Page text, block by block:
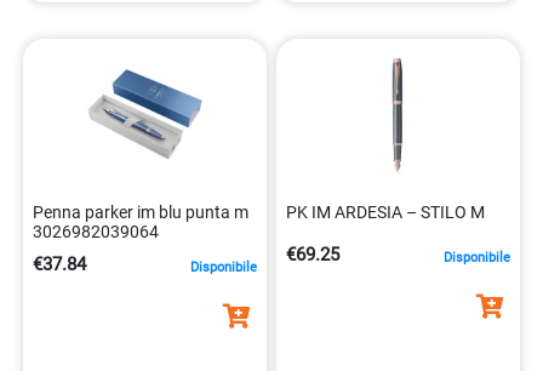
Penna parker im blu punta m
3026982039064
€37.84 Disponibile
PK IM ARDESIA – STILO M
€69.25 Disponibile